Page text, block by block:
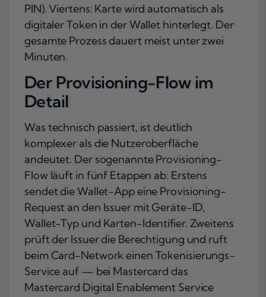
PIN). Viertens: Karte wird automatisch als
digitaler Token in der Wallet hinterlegt. Der
gesamte Prozess dauert meist unter zwei
Minuten.
Der Provisioning-Flow im
Detail
Was technisch passiert, ist deutlich
komplexer als die Nutzeroberfläche
andeutet. Der sogenannte Provisioning-
Flow läuft in fünf Etappen ab: Erstens
sendet die Wallet-App eine Provisioning-
Request an den Issuer mit Geräte-ID,
Wallet-Typ und Karten-Identifier. Zweitens
prüft der Issuer die Berechtigung und ruft
beim Card-Network einen Tokenisierungs-
Service auf — bei Mastercard das
Mastercard Digital Enablement Service